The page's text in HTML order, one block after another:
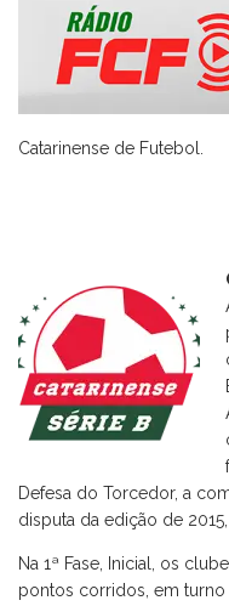
Catarinense de Futebol.
Defesa do Torcedor, a
disputa da edição de
Na 1ª Fase, Inicial, os
pontos corridos, em